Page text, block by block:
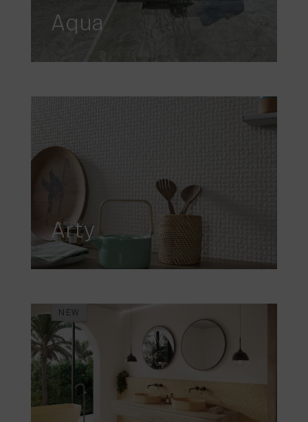
Aqua
Arty
NEW